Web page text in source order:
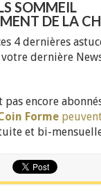
SOMMEIL
DE LA
4 dernières
votre dernière
pas encore
Forme
et bi-